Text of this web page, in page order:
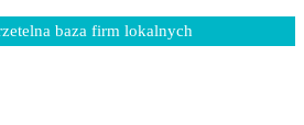
baza firm lokalnych